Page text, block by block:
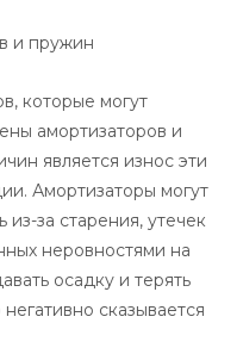
и пружин
которые могут
амортизаторов и
является износ эти
Амортизаторы могут
за старения, утечек
неровностями на
осадку и терять
сказывается